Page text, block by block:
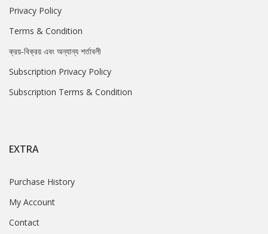
Privacy Policy
Terms & Condition
ক্রয়-বিক্রয় এবং অন্যান্য শর্তাবলী
Subscription Privacy Policy
Subscription Terms & Condition
EXTRA
Purchase History
My Account
Contact